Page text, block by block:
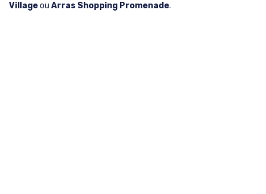
Villageou Arras Shopping Promenade.